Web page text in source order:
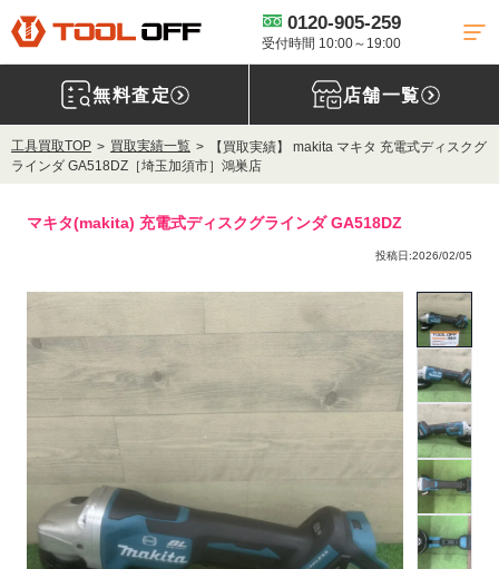
0120-905-259
受付時間 10:00～19:00
無料査定 店舗一覧
工具買取TOP 買取実績一覧
【買取実績】 makita マキタ 充電式ディスクグ
ラインダ GA518DZ［埼玉加須市］鴻巣店
マキタ(makita) 充電式ディスクグラインダ GA518DZ
投稿日:2026/02/05